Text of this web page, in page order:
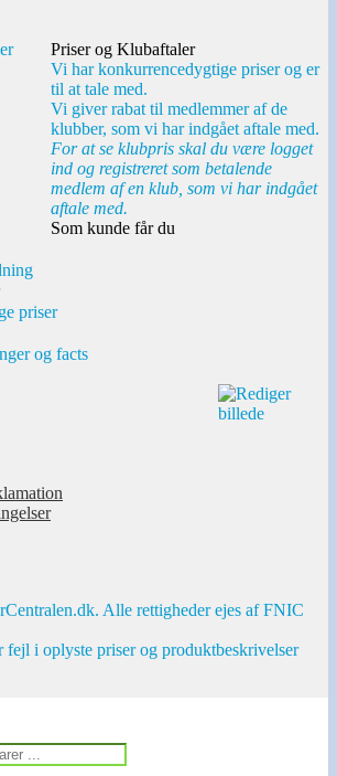
Priser og Klubaftaler
Vi har konkurrencedygtige priser og er
til at tale med.
Vi giver rabat til medlemmer af de
klubber, som vi har indgået aftale med.
For at se klubpris skal du være logget
ind og registreret som betalende
medlem af en klub, som vi har indgået
aftale med.
Som kunde får du
priser
og facts
Alle rettigheder ejes af FNIC
i oplyste priser og produktbeskrivelser